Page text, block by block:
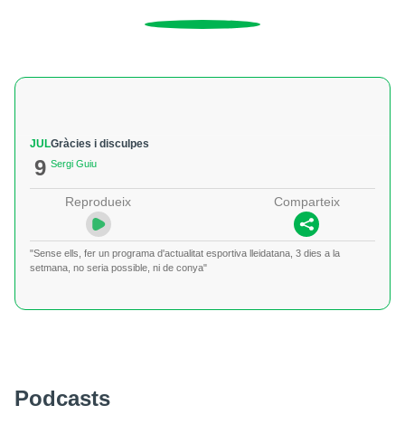
JUL
9
Gràcies i disculpes
Sergi Guiu
Reprodueix Comparteix
"Sense ells, fer un programa d'actualitat esportiva lleidatana, 3 dies a la
setmana, no seria possible, ni de conya"
Podcasts